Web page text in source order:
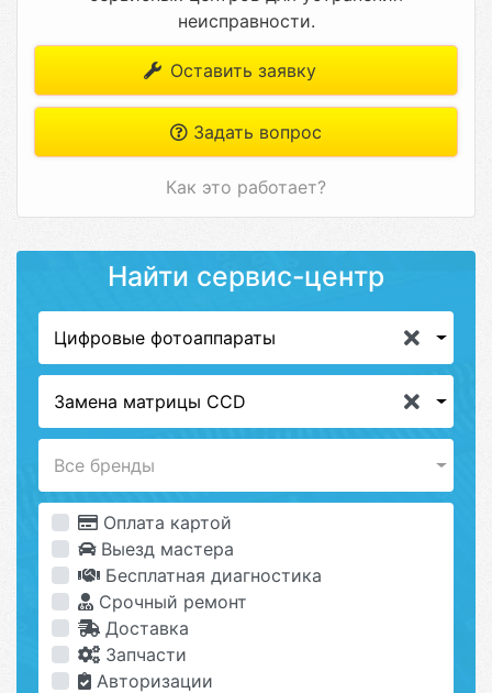
неисправности.
Оставить заявку
Задать вопрос
Как это работает?
Найти сервис-центр
Цифровые фотоаппараты
Замена матрицы CCD
Все бренды
Оплата картой
Выезд мастера
Бесплатная диагностика
Срочный ремонт
Доставка
Запчасти
Авторизации